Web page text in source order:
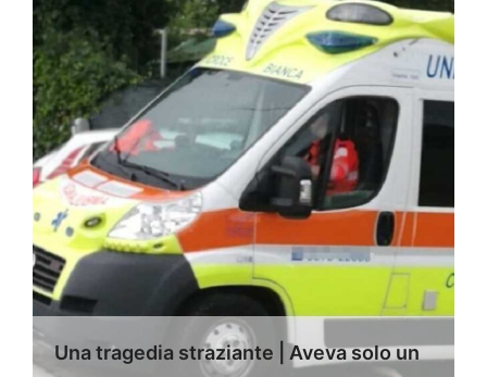
Una tragedia straziante | Aveva solo un